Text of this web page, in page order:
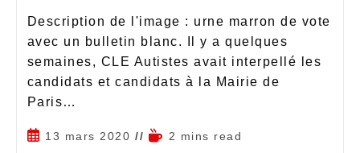
Description de l'image : urne marron de vote
avec un bulletin blanc. Il y a quelques
semaines, CLE Autistes avait interpellé les
candidats et candidats à la Mairie de
Paris…
13 mars 2020 2 mins read